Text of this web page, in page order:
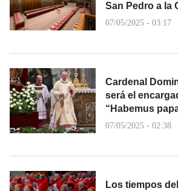
San Pedro a la
07/05/2025 - 03:17
Cardenal
será el
“Habemus
07/05/2025 - 02:38
Los tiempos